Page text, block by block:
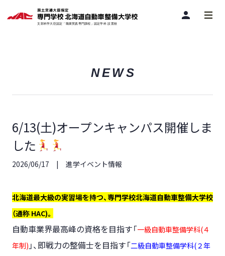
person
NEWS
6/13(土)オープンキャンパス開催しま
した
2026/06/17 進学イベント情報
北海道最大級の実習場を持つ、専門学校北海道自動車整備大学校
（通称 HAC)。
自動車業界最高峰の資格を目指す「一級自動車整備学科(４
年制) 」、即戦力の整備士を目指す「二級自動車整備学科(２年